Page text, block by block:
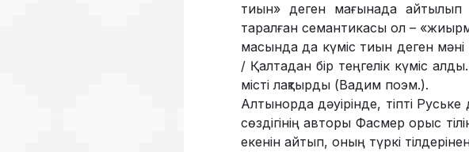
тиын» деген мағынада айтылып
таралған семантикасы ол –
масында да күміс тиын деген
/ Қалтадан бір теңгелік кү­міс
міс­ті лақтырды (Вадим поэм.).
Алтынорда дәуірінде, тіпті
сөз­дігінің авторы Фасмер орыс
екенін ай­тып, оның түркі